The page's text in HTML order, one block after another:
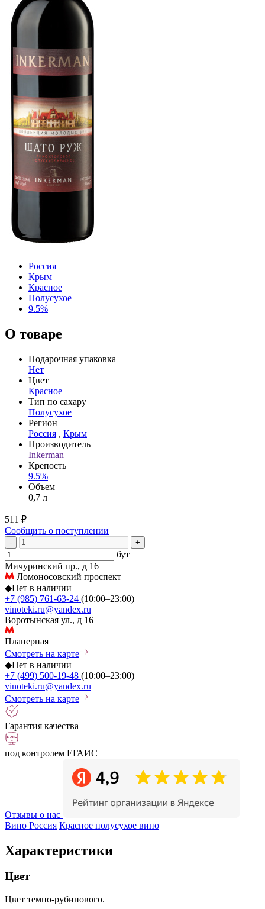
Россия
Крым
Красное
Полусухое
9.5%
О товаре
Подарочная упаковка
Нет
Цвет
Красное
Тип по сахару
Полусухое
Регион
Россия , Крым
Производитель
Inkerman
Крепость
9.5%
Объем
0,7 л
511 ₽
Сообщить о поступлении
- +
бут
Мичуринский пр., д 16
Ломоносовский проспект
◆Нет в наличии
+7 (985) 761-63-24 (10:00–23:00)
vinoteki.ru@yandex.ru
Воротынская ул., д 16
Планерная
Смотреть на карте
◆Нет в наличии
+7 (499) 500-19-48 (10:00–23:00)
vinoteki.ru@yandex.ru
Смотреть на карте
Гарантия качества
под контролем ЕГАИС
Отзывы о нас
Вино Россия Красное полусухое вино
Характеристики
Цвет
Цвет темно-рубинового.